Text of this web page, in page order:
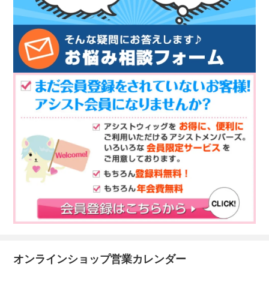
オンラインショップ営業カレンダー